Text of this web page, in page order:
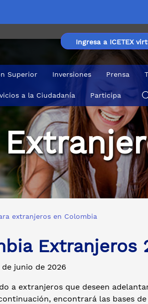
Ingresa a ICETEX
Superior Inversiones Prensa
a la Ciudadanía Participa
de junio
extranjeros en Colombia
Extranjeros
de junio de 2026
a extranjeros que deseen
encontrará las bases